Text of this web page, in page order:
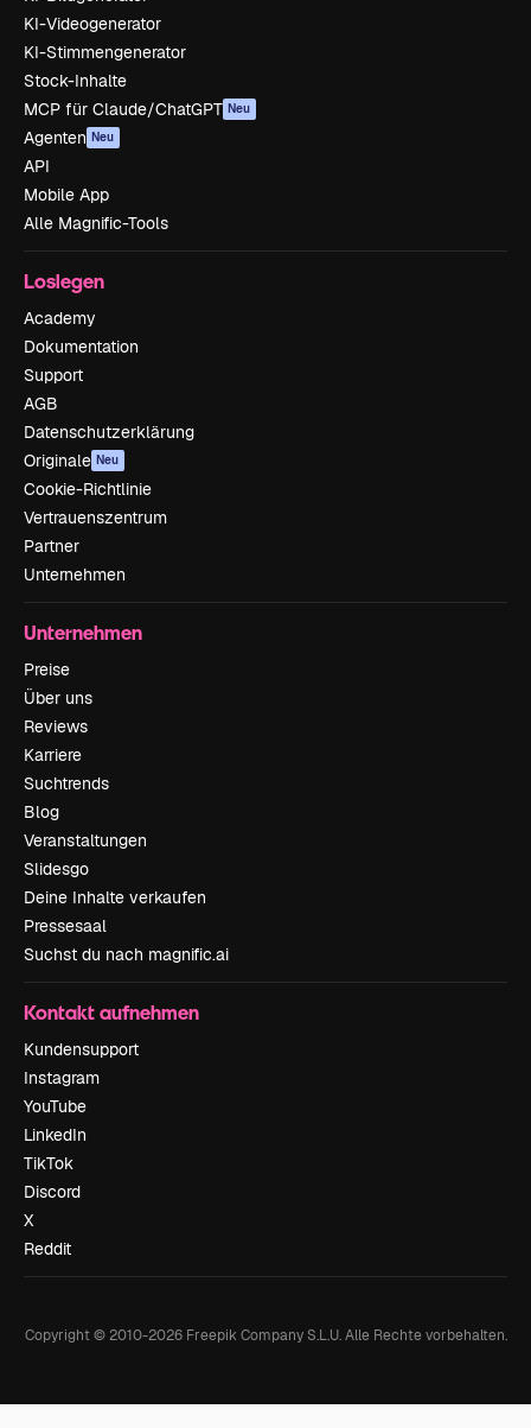
KI-Videogenerator
KI-Stimmengenerator
Stock-Inhalte
MCP für Claude/ChatGPT Neu
Agenten Neu
API
Mobile App
Alle Magnific-Tools
Loslegen
Academy
Dokumentation
Support
AGB
Datenschutzerklärung
Originale Neu
Cookie-Richtlinie
Vertrauenszentrum
Partner
Unternehmen
Unternehmen
Preise
Über uns
Reviews
Karriere
Suchtrends
Blog
Veranstaltungen
Slidesgo
Deine Inhalte verkaufen
Pressesaal
Suchst du nach magnific.ai
Kontakt aufnehmen
Kundensupport
Instagram
YouTube
LinkedIn
TikTok
Discord
X
Reddit
Copyright © 2010-2026Freepik Company S.L.U. Alle Rechte vorbehalten.